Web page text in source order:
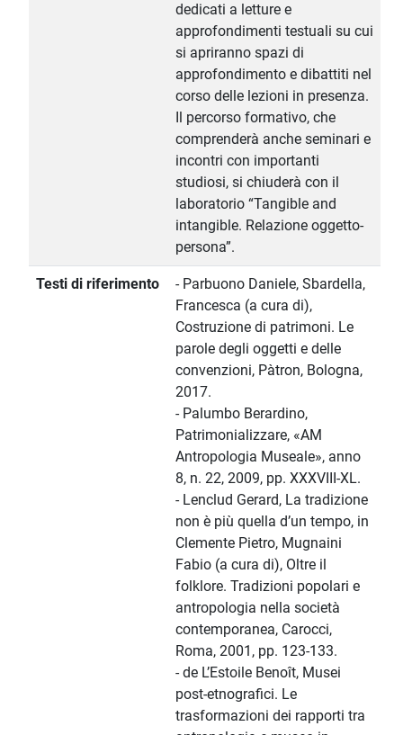
dedicati a letture e
approfondimenti testuali su cui
si apriranno spazi di
approfondimento e dibattiti nel
corso delle lezioni in presenza.
Il percorso formativo, che
comprenderà anche seminari e
incontri con importanti
studiosi, si chiuderà con il
laboratorio “Tangible and
intangible. Relazione oggetto-
persona”.
Testi di riferimento
- Parbuono Daniele, Sbardella,
Francesca (a cura di),
Costruzione di patrimoni. Le
parole degli oggetti e delle
convenzioni, Pàtron, Bologna,
2017.
- Palumbo Berardino,
Patrimonializzare, «AM
Antropologia Museale», anno
8, n. 22, 2009, pp. XXXVIII-XL.
- Lenclud Gerard, La tradizione
non è più quella d’un tempo, in
Clemente Pietro, Mugnaini
Fabio (a cura di), Oltre il
folklore. Tradizioni popolari e
antropologia nella società
contemporanea, Carocci,
Roma, 2001, pp. 123-133.
- de L’Estoile Benoît, Musei
post-etnografici. Le
trasformazioni dei rapporti tra